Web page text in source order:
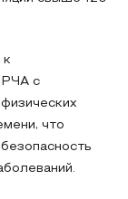
к
РЧА с
что